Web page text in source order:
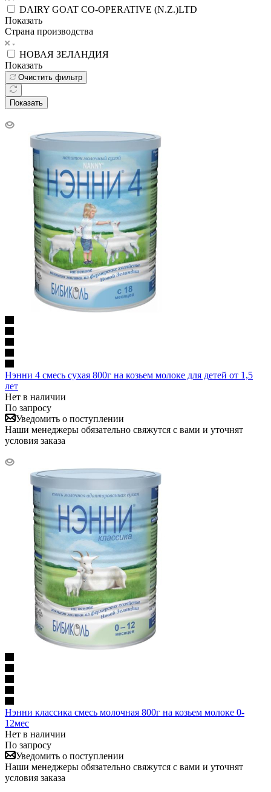
DAIRY GOAT CO-OPERATIVE (N.Z.)LTD
Показать
Страна производства
НОВАЯ ЗЕЛАНДИЯ
Показать
Очистить фильтр
Показать
Нэнни 4 смесь сухая 800г на козьем молоке для детей от 1,5
лет
Нет в наличии
По запросу
Уведомить о поступлении
Наши менеджеры обязательно свяжутся с вами и уточнят
условия заказа
Нэнни классика смесь молочная 800г на козьем молоке 0-
12мес
Нет в наличии
По запросу
Уведомить о поступлении
Наши менеджеры обязательно свяжутся с вами и уточнят
условия заказа